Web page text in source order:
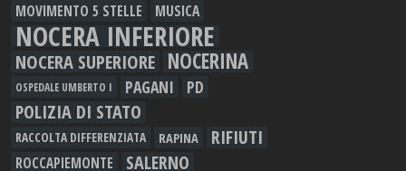
MOVIMENTO 5 STELLE MUSICA
NOCERA INFERIORE
NOCERA SUPERIORE NOCERINA
OSPEDALE UMBERTO I PAGANI PD
POLIZIA DI STATO
RACCOLTA DIFFERENZIATA RAPINA RIFIUTI
ROCCAPIEMONTE SALERNO